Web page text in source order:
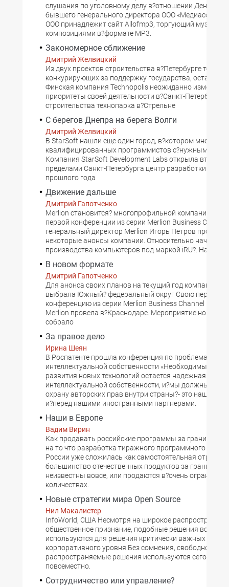
слушания по уголовному делу в?отношении Дениса
бывшего генерального директора ООО
ООО принадлежит сайт Allofmp3, торгующий
композициями в?формате MP3.
Закономерное сближение
Дмитрий Желвицкий
Из двух проектов строительства в?Петербурге
конкурирующих за поддержку государства, остался
Финская компания Technopolis неожиданно изменила
приоритеты своей деятельности в?Санкт-Петербурге.
строительства технопарка в?Стрельне
С берегов Днепра на берега Волги
Дмитрий Желвицкий
В StarSoft нашли еще один город, в?котором много
квалифицированных программистов с?нужными ей
Компания StarSoft Development Labs открыла второй
пределами Санкт-Петербурга центр разработки.
прошлого года
Движение дальше
Дмитрий Гапотченко
Merlion становится? многопрофильной компанией Во
первой конференции из серии Merlion Business Channel
генеральный директор Merlion Игорь Петров
некоторые анонсы компании. Относительно начала
производства компьютеров под маркой iRU?.
В новом формате
Дмитрий Гапотченко
Для анонса своих планов на текущий год компания
выбрала Южный? федеральный округ Свою первую
конференцию из серии Merlion Business Channel
Merlion провела в?Краснодаре. Мероприятие нового
собрало
За правое дело
Ирина Шеян
В Роспатенте прошла конференция по проблемам
интеллектуальной собственности «Необходимым
развития новых технологий остается надежная
интеллектуальной собственности, и?мы должны
охрану авторских прав внутри страны?- это наша
и?перед нашими иностранными партнерами.
Наши в Европе
Вадим Вирин
Как продавать российские программы за границей?
на то что разработка тиражного программного
России уже сложилась как самостоятельная отрасль,
большинство отечественных продуктов за границей
неизвестны вовсе, или продаются в?очень
количествах.
Новые стратегии мира Open Source
Нил Макалистер
InfoWorld, США Несмотря на широкое
общественное признание, подобные решения все еще
используются для решения критически важных задач
корпоративного уровня Без сомнения, свободно
распространяемые решения используются сегодня
повсеместно.
Сотрудничество или управление?